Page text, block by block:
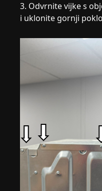
3. Odvrnite vijke s
i uklonite gornji